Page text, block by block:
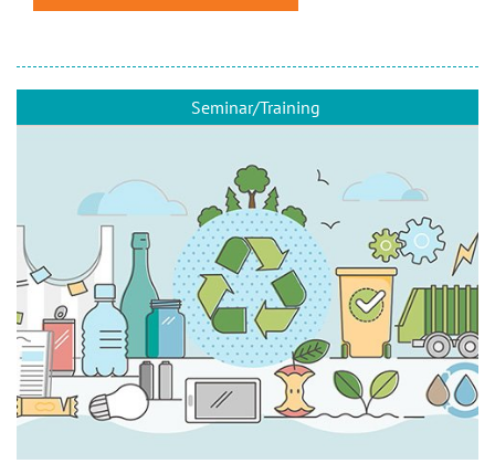
Seminar/Training